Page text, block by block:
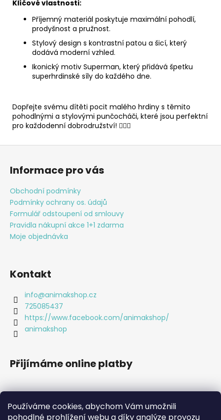
Používáme cookies, abychom Vám umožnili
pohodlné prohlížení webu a díky analýze provozu
Klíčové vlastnosti:
Příjemný materiál poskytuje maximální pohodlí,
prodyšnost a pružnost.
Stylový design s kontrastní patou a šicí, který
dodává moderní vzhled.
Ikonický motiv Superman, který přidává špetku
superhrdinské síly do každého dne.
Dopřejte svému dítěti pocit malého hrdiny s těmito
pohodlnými a stylovými punčocháči, které jsou perfektní
pro každodenní dobrodružství! 🦸‍♂️✨
Z
Informace pro vás
Obchodní podmínky
Podmínky ochrany os. údajů
Formulář odstoupení od smlouvy
Pravidla nákupní akce 1+1 zdarma
Moje objednávka
Kontakt
info@animakshop.cz
725085437
https://www.facebook.com/animakshop/
animakshop
Přijímáme online platby